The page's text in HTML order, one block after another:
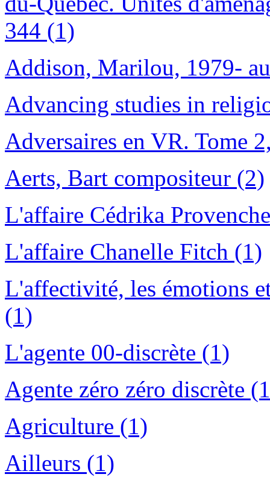
344 (1)
Addison, Marilou, 1979-
Advancing studies in
Adversaires en VR. Tome
Aerts, Bart compositeur (2)
L'affaire Cédrika
L'affaire Chanelle Fitch (1)
L'affectivité, les émotions
(1)
L'agente 00-discrète (1)
Agente zéro zéro discrète
Agriculture (1)
Ailleurs (1)